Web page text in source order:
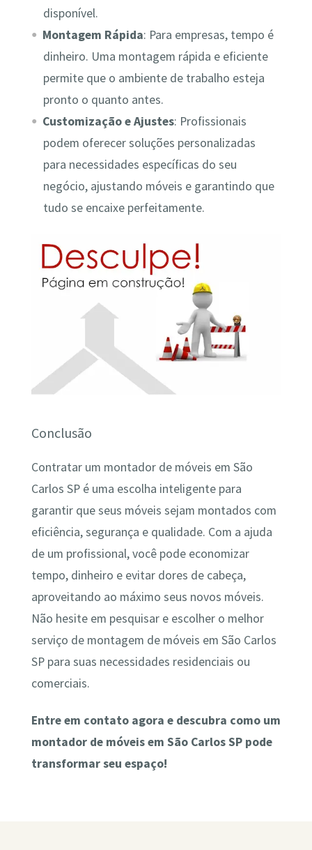
disponível.
Montagem Rápida: Para empresas, tempo é
dinheiro. Uma montagem rápida e eficiente
permite que o ambiente de trabalho esteja
pronto o quanto antes.
Customização e Ajustes: Profissionais
podem oferecer soluções personalizadas
para necessidades específicas do seu
negócio, ajustando móveis e garantindo que
tudo se encaixe perfeitamente.
Conclusão
Contratar um montador de móveis em São
Carlos SP é uma escolha inteligente para
garantir que seus móveis sejam montados com
eficiência, segurança e qualidade. Com a ajuda
de um profissional, você pode economizar
tempo, dinheiro e evitar dores de cabeça,
aproveitando ao máximo seus novos móveis.
Não hesite em pesquisar e escolher o melhor
serviço de montagem de móveis em São Carlos
SP para suas necessidades residenciais ou
comerciais.
Entre em contato agora e descubra como um
montador de móveis em São Carlos SP pode
transformar seu espaço!